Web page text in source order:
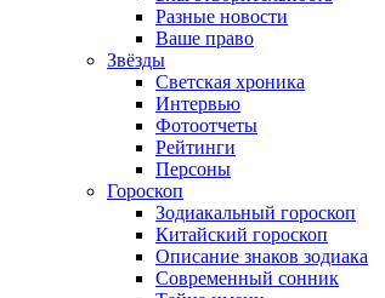
Разные новости
Ваше право
Звёзды
Светская хроника
Интервью
Фотоотчеты
Рейтинги
Персоны
Гороскоп
Зодиакальный гороскоп
Китайский гороскоп
Описание знаков зодиака
Современный сонник